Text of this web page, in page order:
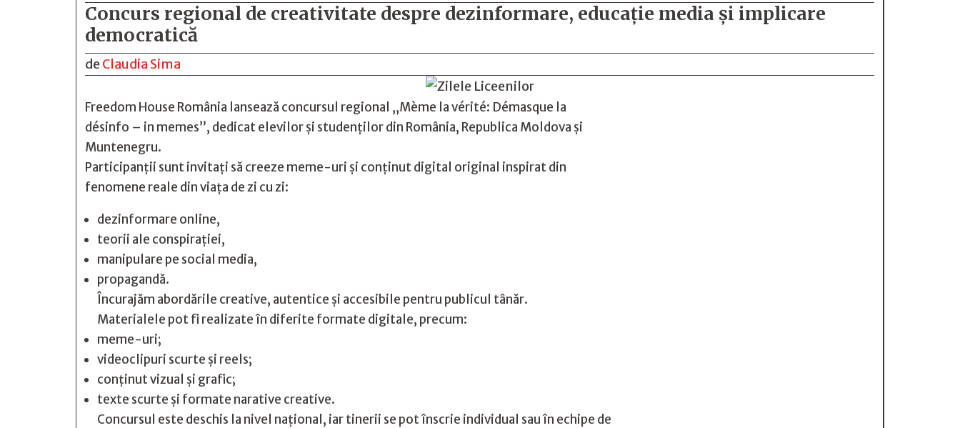
Concurs regional de creativitate despre dezinformare, educație media și implicare
democratică
de Claudia Sima
Freedom House România lansează concursul regional „Mème la vérité: Démasque la
désinfo – in memes”, dedicat elevilor și studenților din România, Republica Moldova și
Muntenegru.
Participanții sunt invitați să creeze meme-uri și conținut digital original inspirat din
fenomene reale din viața de zi cu zi:
dezinformare online,
teorii ale conspirației,
manipulare pe social media,
propagandă.
Încurajăm abordările creative, autentice și accesibile pentru publicul tânăr.
Materialele pot fi realizate în diferite formate digitale, precum:
meme-uri;
videoclipuri scurte și reels;
conținut vizual și grafic;
texte scurte și formate narative creative.
Concursul este deschis la nivel național, iar tinerii se pot înscrie individual sau în echipe de